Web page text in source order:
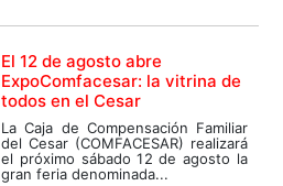
El 12 de agosto abre
ExpoComfacesar: la vitrina de
todos en el Cesar
La Caja de Compensación Familiar
del Cesar (COMFACESAR) realizará
el próximo sábado 12 de agosto la
gran feria denominada...